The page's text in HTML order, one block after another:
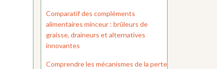
Comparatif des compléments
alimentaires minceur : brûleurs de
graisse, draineurs et alternatives
innovantes
Comprendre les mécanismes de la perte